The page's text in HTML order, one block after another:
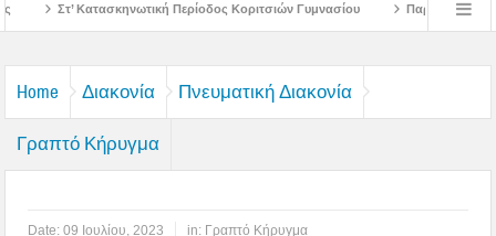
Περίοδος Κοριτσιών Γυμνασίου Παρακλήσεις πρώτης εβδομάδος
Home Διακονία Πνευματική Διακονία
Γραπτό Κήρυγμα
Date:09 Ιουλίου, 2023 in: Γραπτό Κήρυγμα